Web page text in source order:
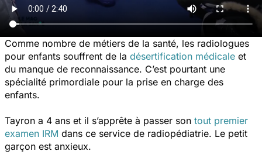
Comme nombre de métiers de la santé, les radiologues
pour enfants souffrent de la désertification médicale et
du manque de reconnaissance. C’est pourtant une
spécialité primordiale pour la prise en charge des
enfants.
Tayron a 4 ans et il s’apprête à passer son tout premier
examen IRM dans ce service de radiopédiatrie. Le petit
garçon est anxieux.